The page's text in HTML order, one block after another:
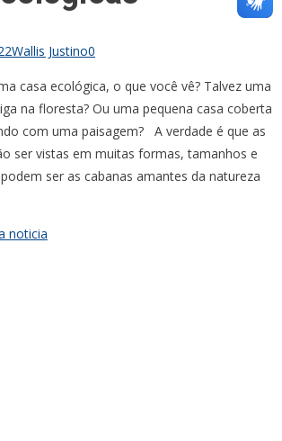
Wallis Justino0
casa ecológica, o que você vê? Talvez uma
na floresta? Ou uma pequena casa coberta
com uma paisagem? A verdade é que as
ser vistas em muitas formas, tamanhos e
ser as cabanas amantes da natureza
noticia